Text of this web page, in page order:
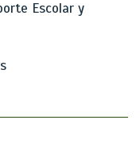
Escolar y